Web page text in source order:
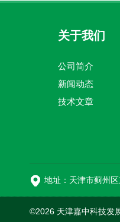
关于我们
公司简介
新闻动态
技术文章
地址：天津市蓟州
©2026 天津嘉中科技发